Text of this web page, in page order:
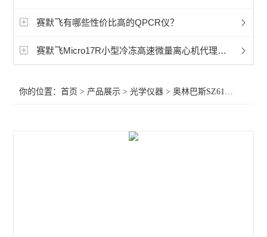
蔡司Axioscope 7光学显微镜
相差显微镜
赛默飞有哪些性价比高的QPCR仪？
赛默飞Micro17R小型冷冻高速微量离心机代理商推荐
你的位置：首页 > 产品展示 >光学仪器 >奥林巴斯SZ61体视显微镜